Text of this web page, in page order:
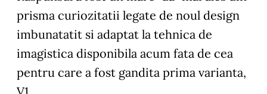
prisma curiozitatii legate de noul design
imbunatatit si adaptat la tehnica de
imagistica disponibila acum fata de cea
pentru care a fost gandita prima varianta,